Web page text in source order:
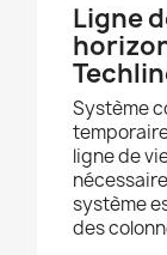
Ligne
Système
ligne de
système
des